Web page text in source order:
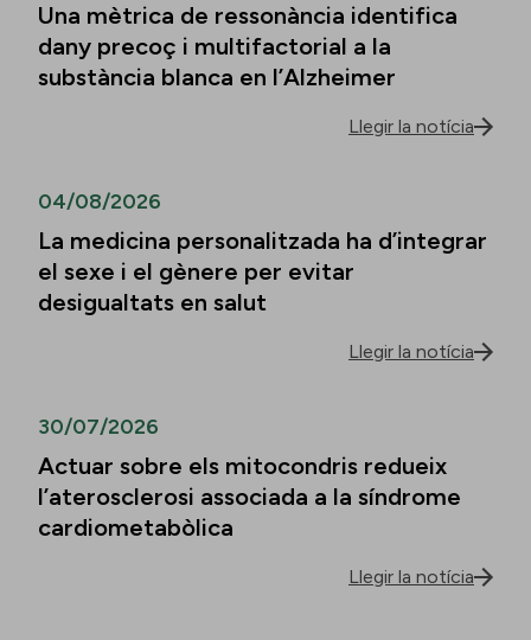
Una mètrica de ressonància identifica
dany precoç i multifactorial a la
substància blanca en l’Alzheimer
Llegir la notícia
04/08/2026
La medicina personalitzada ha d’integrar
el sexe i el gènere per evitar
desigualtats en salut
Llegir la notícia
30/07/2026
Actuar sobre els mitocondris redueix
l’aterosclerosi associada a la síndrome
cardiometabòlica
Llegir la notícia